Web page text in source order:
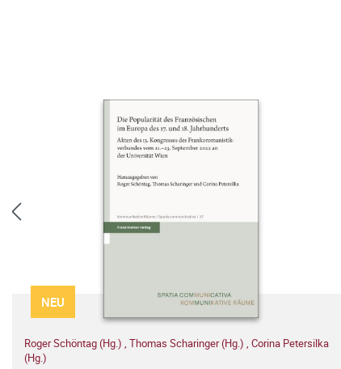
NEU
Roger Schöntag (Hg.) , Thomas Scharinger (Hg.) , Corina Petersilka
(Hg.)